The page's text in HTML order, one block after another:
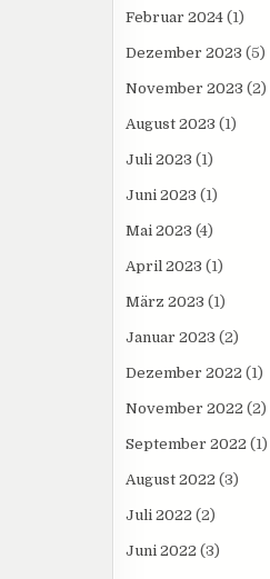
Februar 2024(1)
Dezember 2023 (5)
November 2023 (2)
August 2023 (1)
Juli 2023 (1)
Juni 2023 (1)
Mai 2023 (4)
April 2023 (1)
März 2023 (1)
Januar 2023 (2)
Dezember 2022 (1)
November 2022 (2)
September 2022 (1)
August 2022 (3)
Juli 2022 (2)
Juni 2022 (3)